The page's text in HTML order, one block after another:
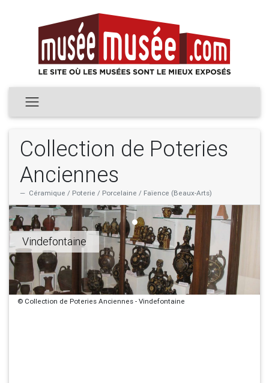
Collection de Poteries
Anciennes
Céramique / Poterie / Porcelaine / Faïence (Beaux-Arts)
Vindefontaine
© Collection de Poteries Anciennes - Vindefontaine